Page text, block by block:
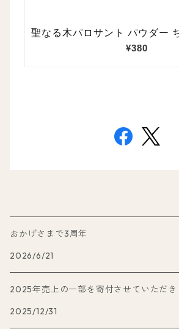
おかげさまで3周年
2026/6/21
2025年売上の一部を寄付させていただき
2025/12/31